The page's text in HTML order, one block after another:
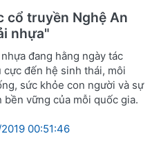
cổ truyền Nghệ An
nhựa"
đang hằng ngày tác
cực đến hệ sinh thái, môi
sức khỏe con người và sự
bền vững của mỗi quốc gia.
00:51:46